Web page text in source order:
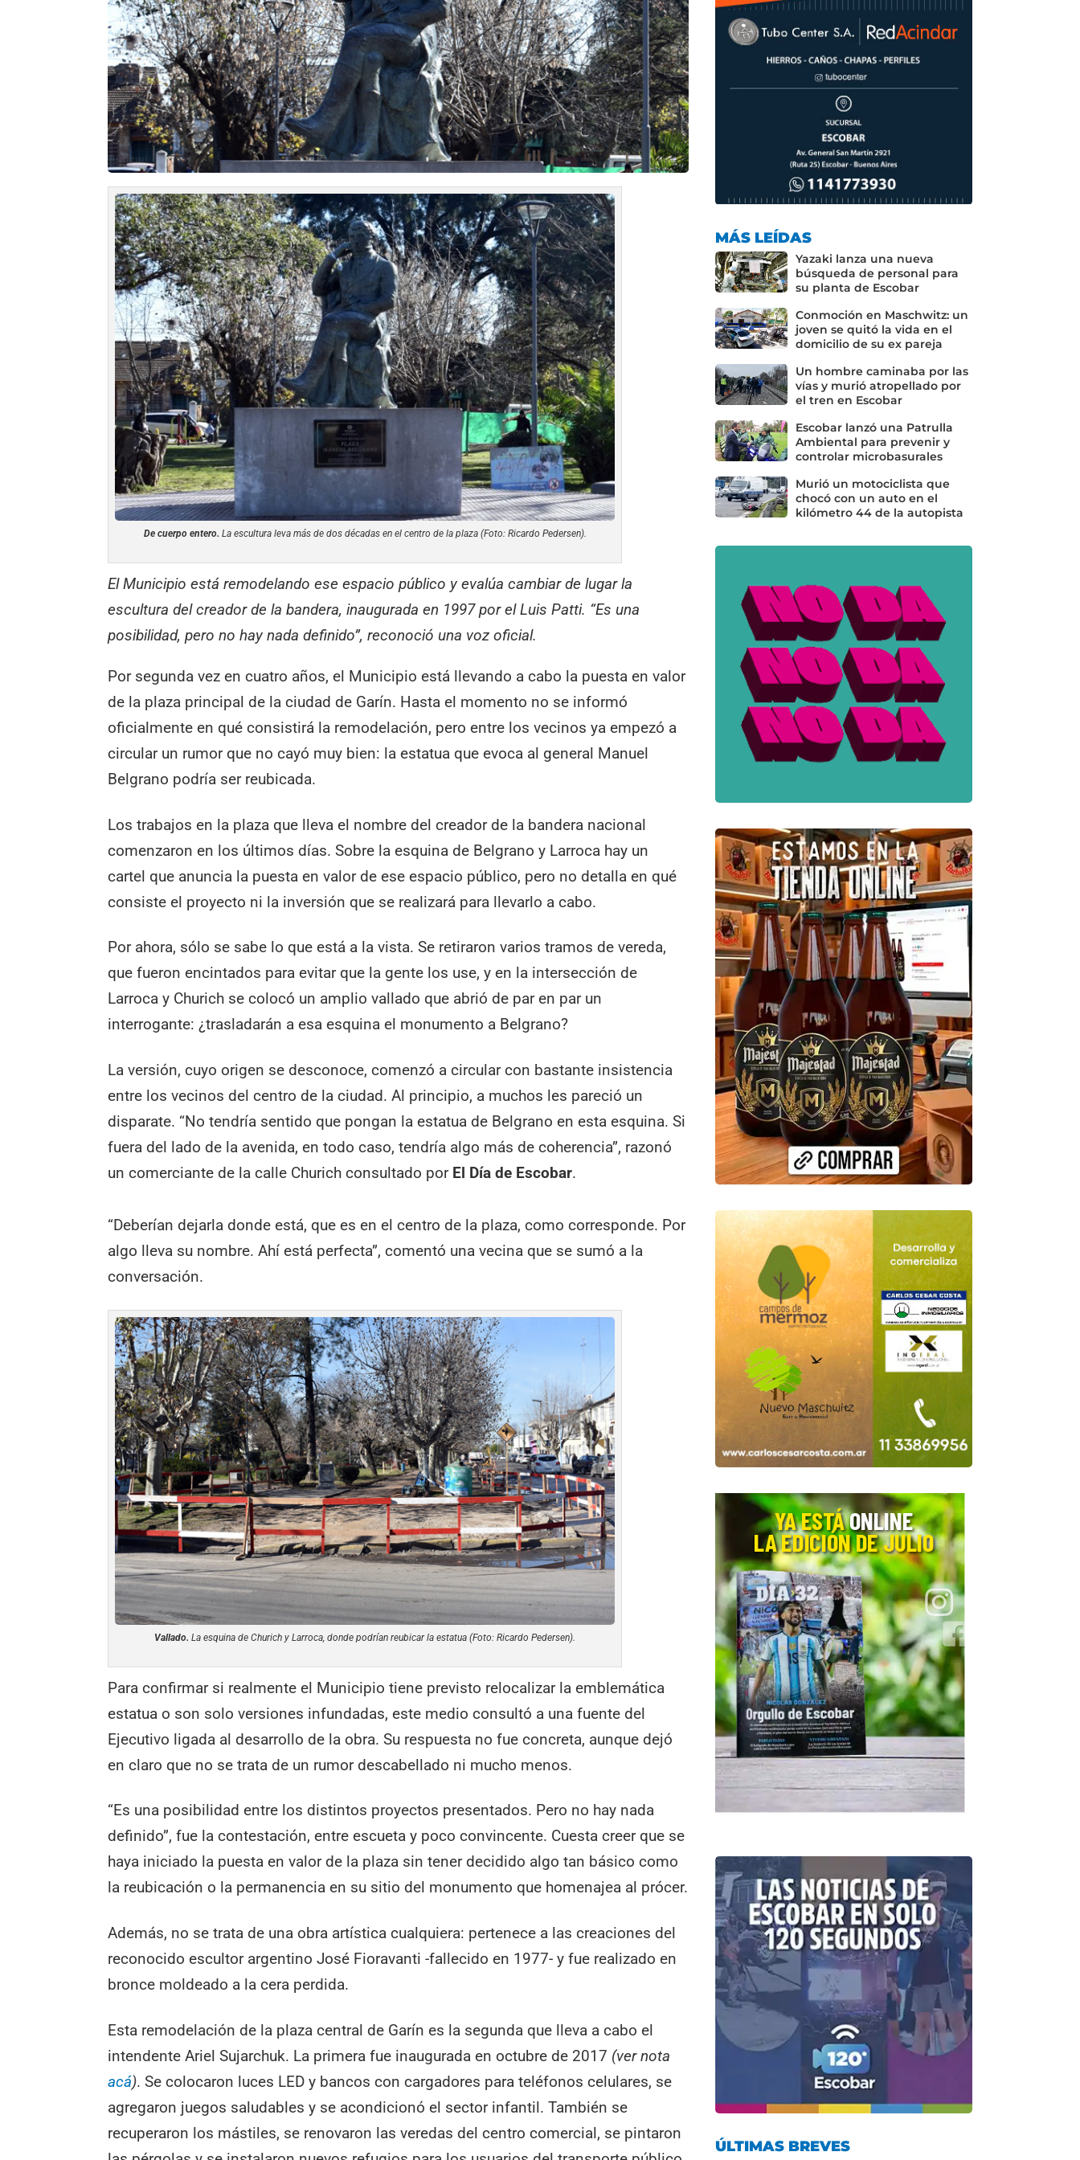
De cuerpo entero. La escultura leva más de dos décadas en el centro de la plaza (Foto: Ricardo Pedersen).
El Municipio está remodelando ese espacio público y evalúa cambiar de lugar la
escultura del creador de la bandera, inaugurada en 1997 por el Luis Patti. “Es una
posibilidad, pero no hay nada definido”, reconoció una voz oficial.
Por segunda vez en cuatro años, el Municipio está llevando a cabo la puesta en valor
de la plaza principal de la ciudad de Garín. Hasta el momento no se informó
oficialmente en qué consistirá la remodelación, pero entre los vecinos ya empezó a
circular un rumor que no cayó muy bien: la estatua que evoca al general Manuel
Belgrano podría ser reubicada.
Los trabajos en la plaza que lleva el nombre del creador de la bandera nacional
comenzaron en los últimos días. Sobre la esquina de Belgrano y Larroca hay un
cartel que anuncia la puesta en valor de ese espacio público, pero no detalla en qué
consiste el proyecto ni la inversión que se realizará para llevarlo a cabo.
Por ahora, sólo se sabe lo que está a la vista. Se retiraron varios tramos de vereda,
que fueron encintados para evitar que la gente los use, y en la intersección de
Larroca y Churich se colocó un amplio vallado que abrió de par en par un
interrogante: ¿trasladarán a esa esquina el monumento a Belgrano?
La versión, cuyo origen se desconoce, comenzó a circular con bastante insistencia
entre los vecinos del centro de la ciudad. Al principio, a muchos les pareció un
disparate. “No tendría sentido que pongan la estatua de Belgrano en esta esquina. Si
fuera del lado de la avenida, en todo caso, tendría algo más de coherencia”, razonó
un comerciante de la calle Churich consultado por El Día de Escobar.
“Deberían dejarla donde está, que es en el centro de la plaza, como corresponde. Por
algo lleva su nombre. Ahí está perfecta”, comentó una vecina que se sumó a la
conversación.
Vallado. La esquina de Churich y Larroca, donde podrían reubicar la estatua (Foto: Ricardo Pedersen).
Para confirmar si realmente el Municipio tiene previsto relocalizar la emblemática
estatua o son solo versiones infundadas, este medio consultó a una fuente del
Ejecutivo ligada al desarrollo de la obra. Su respuesta no fue concreta, aunque dejó
en claro que no se trata de un rumor descabellado ni mucho menos.
“Es una posibilidad entre los distintos proyectos presentados. Pero no hay nada
definido”, fue la contestación, entre escueta y poco convincente. Cuesta creer que se
haya iniciado la puesta en valor de la plaza sin tener decidido algo tan básico como
la reubicación o la permanencia en su sitio del monumento que homenajea al prócer.
Además, no se trata de una obra artística cualquiera: pertenece a las creaciones del
reconocido escultor argentino José Fioravanti -fallecido en 1977- y fue realizado en
bronce moldeado a la cera perdida.
Esta remodelación de la plaza central de Garín es la segunda que lleva a cabo el
intendente Ariel Sujarchuk. La primera fue inaugurada en octubre de 2017 (ver nota
acá). Se colocaron luces LED y bancos con cargadores para teléfonos celulares, se
agregaron juegos saludables y se acondicionó el sector infantil. También se
recuperaron los mástiles, se renovaron las veredas del centro comercial, se pintaron
MÁS LEÍDAS
Yazaki lanza una nueva
búsqueda de personal para
su planta de Escobar
Conmoción en Maschwitz: un
joven se quitó la vida en el
domicilio de su ex pareja
Un hombre caminaba por las
vías y murió atropellado por
el tren en Escobar
Escobar lanzó una Patrulla
Ambiental para prevenir y
controlar microbasurales
Murió un motociclista que
chocó con un auto en el
kilómetro 44 de la autopista
ÚLTIMAS BREVES